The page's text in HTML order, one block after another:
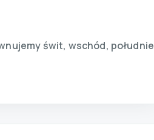
świt, wschód, południe